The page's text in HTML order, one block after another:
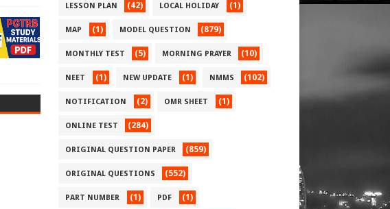
LESSON PLAN (42) LOCAL HOLIDAY (1)
MAP (1) MODEL QUESTION (879)
MONTHLY TEST (5) MORNING PRAYER (10)
NEET (1) NEW UPDATE (1) NMMS (102)
NOTIFICATION (2) OMR SHEET (1)
ONLINE TEST (284)
ORIGINAL QUESTION PAPER (859)
ORIGINAL QUESTIONS (552)
PART NUMBER (1) PDF (1)